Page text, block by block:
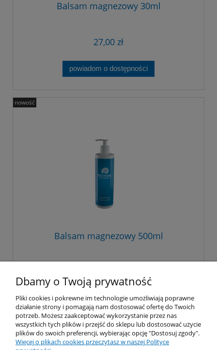
Balsam magnezowy 30ml
27,00 zł
powiadom o dostępności
Balsam magnezowy 500ml
do koszyka
nowość
Dbamy o Twoją prywatność
Pliki cookies i pokrewne im technologie umożliwiają poprawne
działanie strony i pomagają nam dostosować ofertę do Twoich
potrzeb. Możesz zaakceptować wykorzystanie przez nas
wszystkich tych plików i przejść do sklepu lub dostosować użycie
plików do swoich preferencji, wybierając opcję "Dostosuj zgody".
Więcej o plikach cookies przeczytasz w naszej Polityce